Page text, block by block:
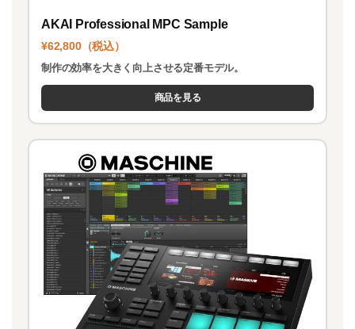
AKAI Professional MPC Sample
¥62,800（税込）
制作の効率を大きく向上させる定番モデル。
商品を見る